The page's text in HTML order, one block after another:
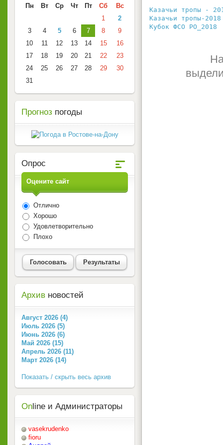
Казачьи тропы -
Казачьи тропы-2018
Кубок ФСО РО_2018
Пн
Вт Ср Чт Пт Сб
Вс
1
2
3
4 5 6 7 8
9
10
11 12 13 14 15
16
17
18 19 20 21 22
23
24
25 26 27 28 29
30
31
Прогноз погоды
Опрос
Оцените сайт
Отлично
Хорошо
Удовлетворительно
Плохо
Голосовать Результаты
Архив новостей
Август 2026 (4)
Июль 2026 (5)
Июнь 2026 (6)
Май 2026 (15)
Апрель 2026 (11)
Март 2026 (14)
Показать / скрыть весь архив
On line и Администраторы
vasekrudenko
fioru